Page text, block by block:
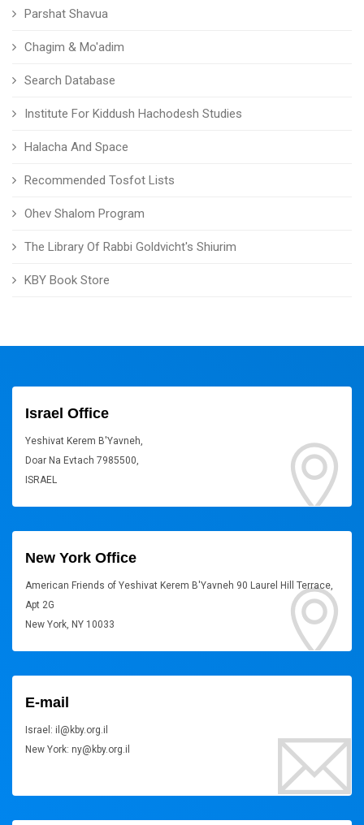
Parshat Shavua
Chagim & Mo'adim
Search Database
Institute For Kiddush Hachodesh Studies
Halacha And Space
Recommended Tosfot Lists
Ohev Shalom Program
The Library Of Rabbi Goldvicht's Shiurim
KBY Book Store
Israel Office
Yeshivat Kerem B'Yavneh,
Doar Na Evtach 7985500,
ISRAEL
New York Office
American Friends of Yeshivat Kerem B'Yavneh 90 Laurel Hill Terrace,
Apt 2G
New York, NY 10033
E-mail
Israel: il@kby.org.il
New York: ny@kby.org.il